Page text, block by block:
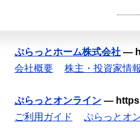
ぷらっとホーム株式会社 —
会社概要
株主・投資家情報
ぷらっとオンライン —
ご利用ガイド
ぷらっとオ